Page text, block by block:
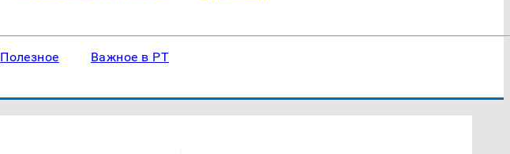
Полезное Важное в РТ